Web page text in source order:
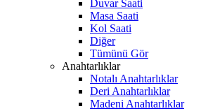
Duvar Saati
Masa Saati
Kol Saati
Diğer
Tümünü Gör
Anahtarlıklar
Notalı Anahtarlıklar
Deri Anahtarlıklar
Madeni Anahtarlıklar